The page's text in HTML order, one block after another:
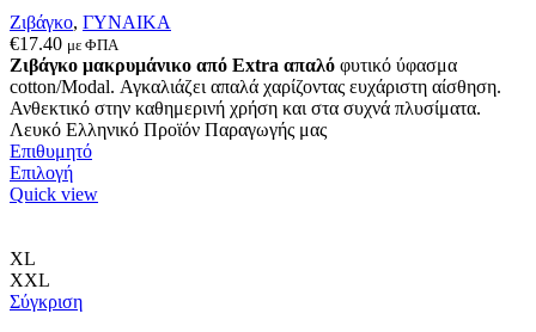
Ζιβάγκο, ΓΥΝΑΙΚΑ
€17.40 με ΦΠΑ
Ζιβάγκο μακρυμάνικο από Extra απαλό φυτικό ύφασμα
cotton/Modal. Αγκαλιάζει απαλά χαρίζοντας ευχάριστη αίσθηση.
Ανθεκτικό στην καθημερινή χρήση και στα συχνά πλυσίματα.
Λευκό Ελληνικό Προϊόν Παραγωγής μας
Επιθυμητό
ΕπιλογήΑυτό
το
Οι
Quick view
XL
XXL
Σύγκριση